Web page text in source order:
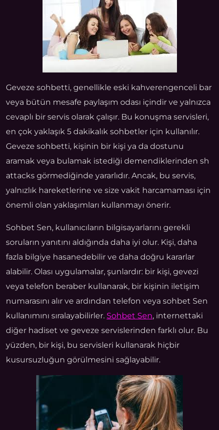
Geveze sohbetti, genellikle eski kahverengenceli bar
veya bütün mesafe paylaşım odası içindir ve yalnızca
cevaplı bir servis olarak çalışır. Bu konuşma servisleri,
en çok yaklaşık 5 dakikalık sohbetler için kullanılır.
Geveze sohbetti, kişinin bir kişi ya da dostunu
aramak veya bulamak istediği demendiklerinden sh
attacks görmediğinde yararlıdır. Ancak, bu servis,
yalnızlık hareketlerine ve size vakit harcamaması için
önemli olan yaklaşımları kullanmayı önerir.
Sohbet Sen, kullanıcıların bilgisayarlarını gerekli
soruların yanıtını aldığında daha iyi olur. Kişi, daha
fazla bilgiye hasanedebilir ve daha doğru kararlar
alabilir. Olası uygulamalar, şunlardır: bir kişi, gevezi
veya telefon beraber kullanarak, bir kişinin iletişim
numarasını alır ve ardından telefon veya sohbet Sen
kullanımını sıralayabilirler. Sohbet Sen, internettaki
diğer hadiset ve geveze servislerinden farklı olur. Bu
yüzden, bir kişi, bu servisleri kullanarak hiçbir
kusursuzluğun görülmesini sağlayabilir.